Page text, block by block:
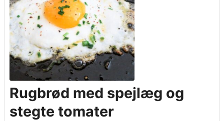
Rugbrød med spejlæg og
stegte tomater